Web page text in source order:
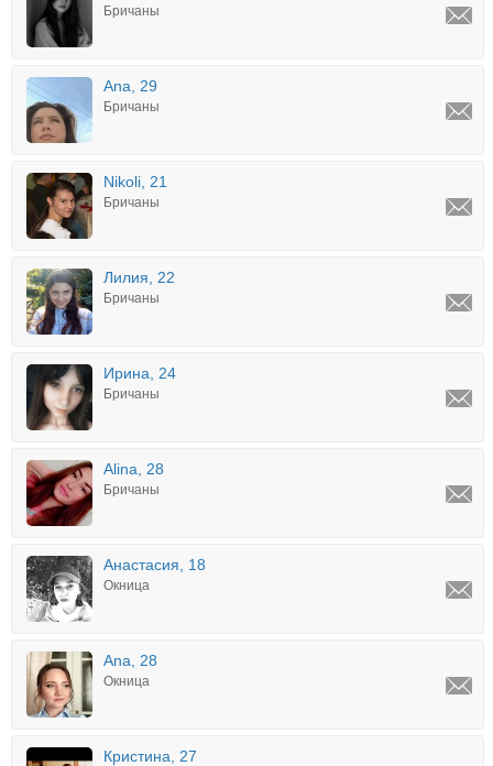
Бричаны
Ana, 29
Бричаны
Nikoli, 21
Бричаны
Лилия, 22
Бричаны
Ирина, 24
Бричаны
Alina, 28
Бричаны
Анастасия, 18
Окница
Ana, 28
Окница
Кристина, 27